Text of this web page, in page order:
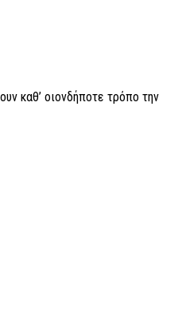
καθ’ οιονδήποτε τρόπο την